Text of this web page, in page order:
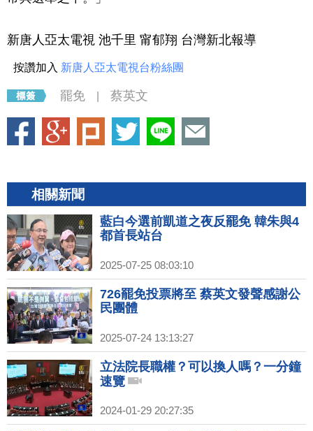
新唐人亞太電視 池千里 甯郁翔 台灣新北報導
按讚加入 新唐人亞太電視台粉絲團
罷免 蔡英文
相關新聞
藍白今選前凱道之夜反罷免 韓朱與4
都首長站台
2025-07-25 08:03:10
726罷免投票將至 蔡英文發聲感謝公
民團體
2025-07-24 13:13:27
立法院長職權？可以換人嗎？一分鐘
速覽
2024-01-29 20:27:35